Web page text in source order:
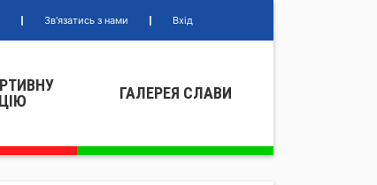
Зв'язатись з нами Вхід
ГАЛЕРЕЯ СЛАВИ